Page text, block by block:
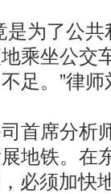
为了公共
乘坐公交
足。”律
席分析
地铁。在
必须加快